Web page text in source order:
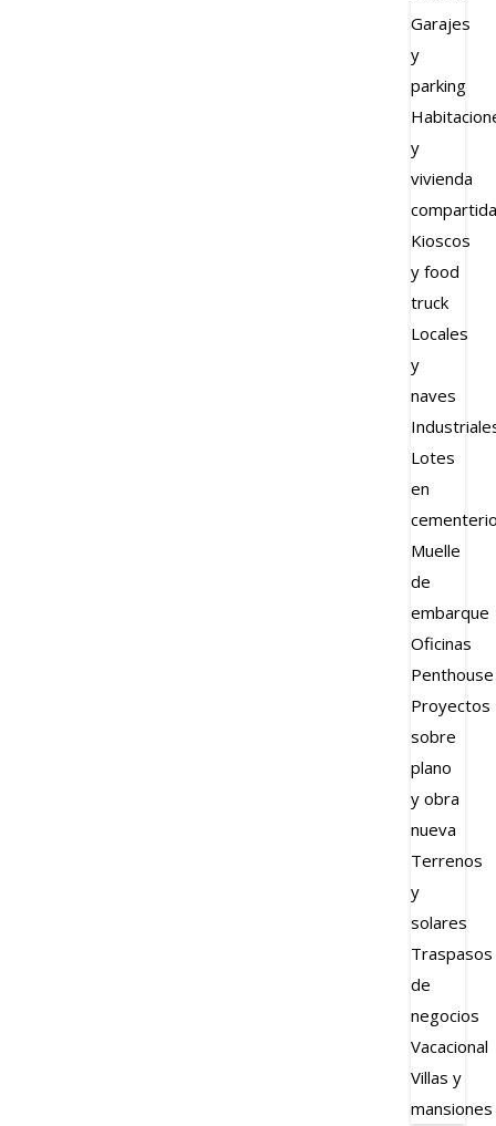
Garajes
y
parking
y
vivienda
compartida
Kioscos
y food
truck
Locales
y
naves
Lotes
en
Muelle
de
embarque
Oficinas
Penthouse
Proyectos
sobre
plano
y obra
nueva
Terrenos
y
solares
Traspasos
de
negocios
Vacacional
Villas y
mansiones